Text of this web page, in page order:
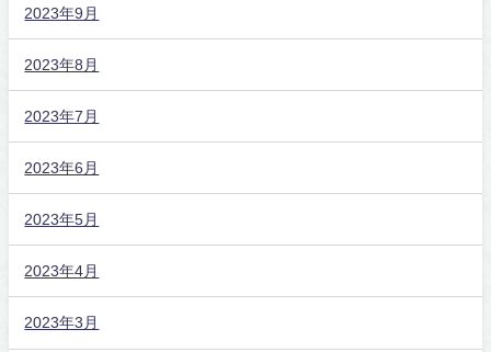
2023年9月
2023年8月
2023年7月
2023年6月
2023年5月
2023年4月
2023年3月